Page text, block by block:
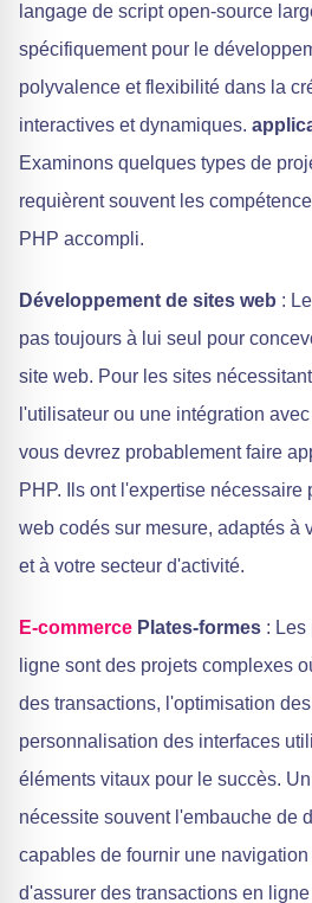
langage de script open-source
spécifiquement pour le
polyvalence et flexibilité dans la
interactives et dynamiques.
Examinons quelques types de
requièrent souvent les
PHP accompli.
Développement de sites web :
pas toujours à lui seul pour
site web. Pour les sites
l'utilisateur ou une intégration
vous devrez probablement faire
PHP. Ils ont l'expertise nécessaire
web codés sur mesure, adaptés à
et à votre secteur d'activité.
E-commerce Plates-formes : Les
ligne sont des projets complexes
des transactions, l'optimisation
personnalisation des interfaces
éléments vitaux pour le succès.
nécessite souvent l'embauche de
capables de fournir une
d'assurer des transactions en